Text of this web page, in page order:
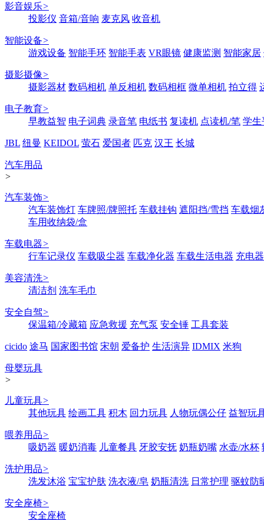
影音娱乐>
投影仪 音箱/音响 麦克风 收音机
智能设备>
游戏设备 智能手环 智能手表 VR眼镜 健康监测 智能家居
摄影摄像>
摄影器材 数码相机 单反相机 数码相框 微单相机 拍立得
电子教育>
早教益智 电子词典 录音笔 电纸书 复读机 点读机/笔 学生
JBL 纽曼 KEIDOL 萤石 爱国者 匹克 汉王 长城
汽车用品
>
汽车装饰>
汽车装饰灯 车牌照/牌照托 车载挂钩 遮阳挡/雪挡 车载烟
车用收纳袋/盒
车载电器>
行车记录仪 车载吸尘器 车载净化器 车载生活电器 充电
美容清洗>
清洁剂 洗车毛巾
安全自驾>
保温箱/冷藏箱 应急救援 充气泵 安全锤 工具套装
cicido 途马 国家图书馆 宋朝 爱备护 生活演异 IDMIX 米狗
母婴玩具
>
儿童玩具>
其他玩具 绘画工具 积木 回力玩具 人物玩偶公仔 益智玩
喂养用品>
吸奶器 暖奶消毒 儿童餐具 牙胶安抚 奶瓶奶嘴 水壶/水杯
洗护用品>
洗发沐浴 宝宝护肤 洗衣液/皂 奶瓶清洗 日常护理 驱蚊防
安全座椅>
安全座椅